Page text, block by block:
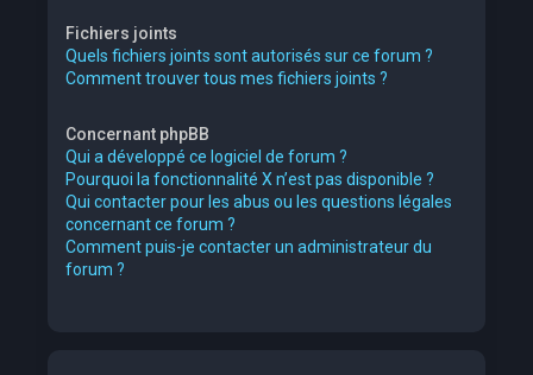
Fichiers joints
Quels fichiers joints sont autorisés sur ce forum ?
Comment trouver tous mes fichiers joints ?
Concernant phpBB
Qui a développé ce logiciel de forum ?
Pourquoi la fonctionnalité X n’est pas disponible ?
Qui contacter pour les abus ou les questions légales
concernant ce forum ?
Comment puis-je contacter un administrateur du
forum ?